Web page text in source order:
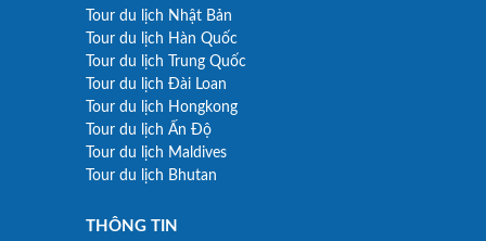
Tour du lịch Nhật Bản
Tour du lịch Hàn Quốc
Tour du lịch Trung Quốc
Tour du lịch Đài Loan
Tour du lịch Hongkong
Tour du lịch Ấn Độ
Tour du lịch Maldives
Tour du lịch Bhutan
THÔNG TIN